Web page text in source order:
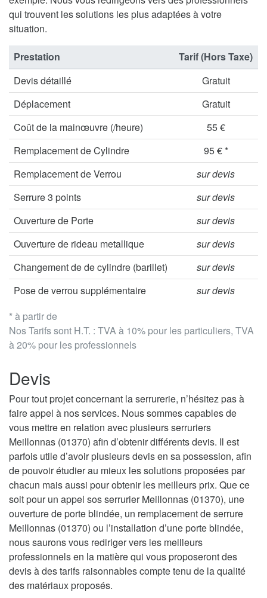
qui trouvent les solutions les plus adaptées à votre
situation.
* à partir de
Nos Tarifs sont H.T. : TVA à 10% pour les particuliers, TVA
à 20% pour les professionnels
Prestation
Tarif (Hors Taxe)
Devis détaillé
Gratuit
Déplacement
Gratuit
Coût de la mainœuvre (/heure)
55 €
Remplacement de Cylindre
95 € *
Remplacement de Verrou
sur devis
Serrure 3 points
sur devis
Ouverture de Porte
sur devis
Ouverture de rideau metallique
sur devis
Changement de de cylindre (barillet)
sur devis
Pose de verrou supplémentaire
sur devis
Devis
Pour tout projet concernant la serrurerie, n’hésitez pas à
faire appel à nos services. Nous sommes capables de
vous mettre en relation avec plusieurs serruriers
Meillonnas (01370) afin d’obtenir différents devis. Il est
parfois utile d’avoir plusieurs devis en sa possession, afin
de pouvoir étudier au mieux les solutions proposées par
chacun mais aussi pour obtenir les meilleurs prix. Que ce
soit pour un appel sos serrurier Meillonnas (01370), une
ouverture de porte blindée, un remplacement de serrure
Meillonnas (01370) ou l’installation d’une porte blindée,
nous saurons vous rediriger vers les meilleurs
professionnels en la matière qui vous proposeront des
devis à des tarifs raisonnables compte tenu de la qualité
des matériaux proposés.